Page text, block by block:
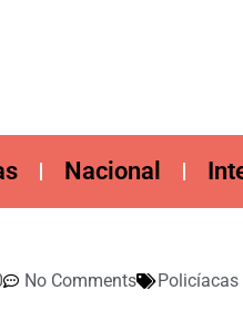
Nacional
No Comments Policíacas